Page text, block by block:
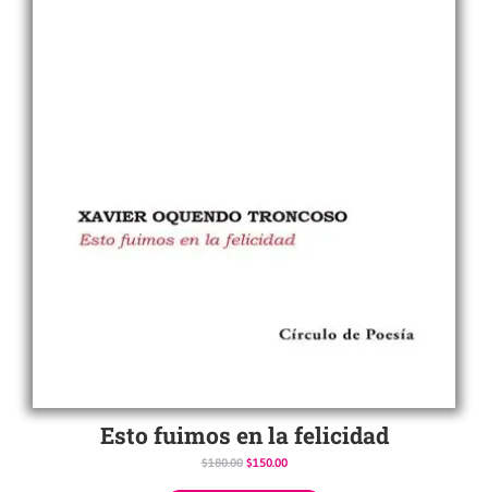
Esto fuimos en la felicidad
$180.00 $150.00